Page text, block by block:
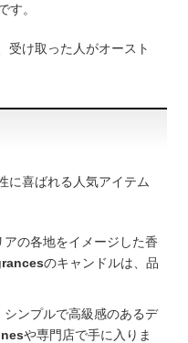
す。
受け取った人がオースト
に喜ばれる人気アイテム
アの各地をイメージした香
のキャンドルは、品
シンプルで高級感のあるデ
や専門店で手に入りま